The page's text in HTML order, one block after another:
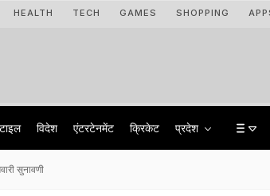
HEALTH TECH GAMES SHOPPING
विदेश एंटरटेनमेंट क्रिकेट प्रदेश
सुनावणी